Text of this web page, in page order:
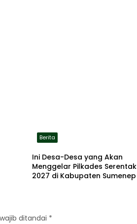
Berita
Ini Desa-Desa yang Akan
Menggelar Pilkades Serentak
2027 di Kabupaten Sumenep
ditandai *